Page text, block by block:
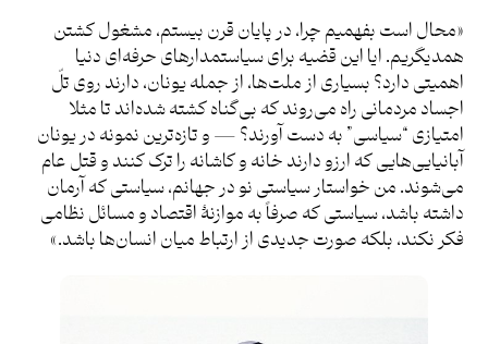
«محال است بفهمیم چرا، در پایان قرن بیستم، مشغول کشتن
همدیگریم. ایا این قضیه برای سیاستمدارهای حرفه‌ای دنیا
اهمیتی دارد؟ بسیاری از ملت‌ها، از جمله یونان، دارند روی تلّ
اجساد مردمانی راه می‌روند که بی‌گناه کشته شده‌اند تا مثلا
امتیازی “سیاسی” به دست آورند؟ — و تازه‌ترین نمونه در یونان
آبانیایی‌هایی که ارزو دارند خانه و کاشانه را ترک کنند و قتل عام
می‌شوند. من خواستار سیاستی نو در جهانم، سیاستی که آرمان
داشته باشد، سیاستی که صرفاً به موازنۀ اقتصاد و مسائل نظامی
فکر نکند، بلکه صورت جدیدی از ارتباط میان انسان‌ها باشد.»